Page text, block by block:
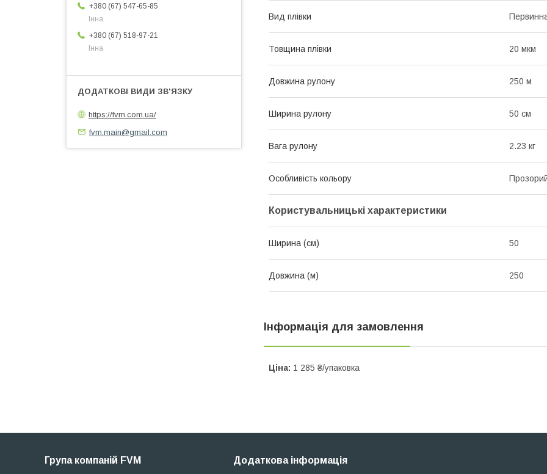
Вид плівки
Товщина плівки 20 мкм
Довжина рулону 250 м
Ширина рулону 50 см
Вага рулону 2.23 кг
Особливість кольору
Користувальницькі характеристики
Ширина (см) 50
Довжина (м) 250
Інформація для замовлення
Ціна: 1 285 ₴/упаковка
+380 (67) 547-65-85
Інна
+380 (67) 518-97-21
Інна
https://fvm.com.ua/
fvm.main@gmail.com
Група компаній FVM Додаткова інформація